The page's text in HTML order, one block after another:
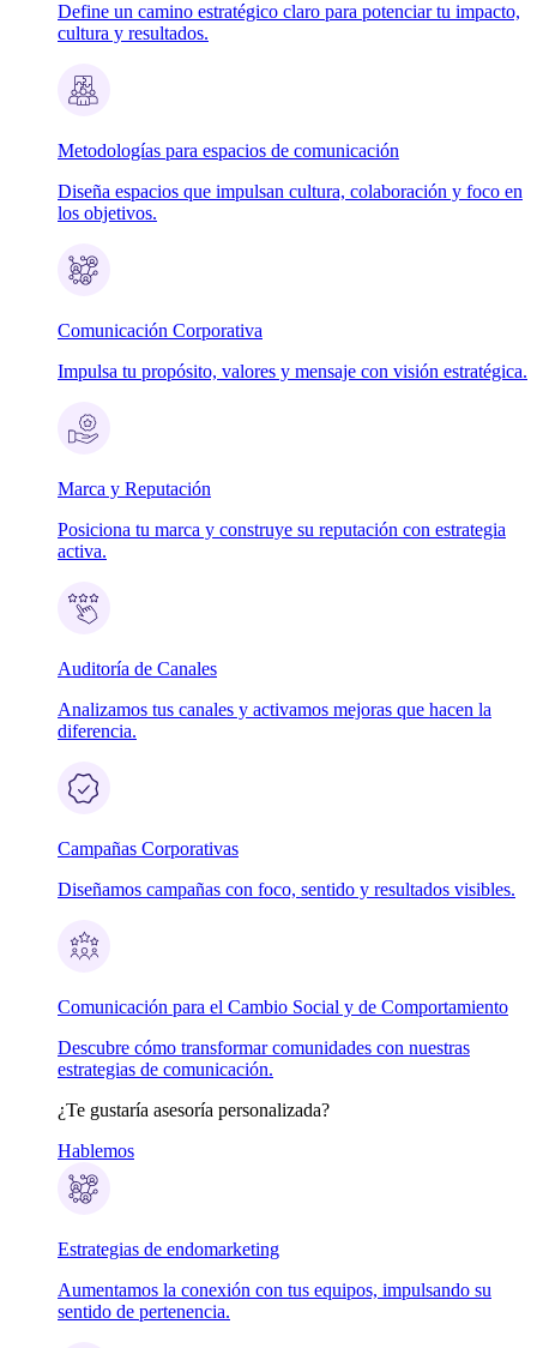
Define un camino estratégico claro para potenciar tu impacto,
cultura y resultados.
Metodologías para espacios de comunicación
Diseña espacios que impulsan cultura, colaboración y foco en
los objetivos.
Comunicación Corporativa
Impulsa tu propósito, valores y mensaje con visión estratégica.
Marca y Reputación
Posiciona tu marca y construye su reputación con estrategia
activa.
Auditoría de Canales
Analizamos tus canales y activamos mejoras que hacen la
diferencia.
Campañas Corporativas
Diseñamos campañas con foco, sentido y resultados visibles.
Comunicación para el Cambio Social y de Comportamiento
Descubre cómo transformar comunidades con nuestras
estrategias de comunicación.
¿Te gustaría asesoría personalizada?
Hablemos
Estrategias de endomarketing
Aumentamos la conexión con tus equipos, impulsando su
sentido de pertenencia.